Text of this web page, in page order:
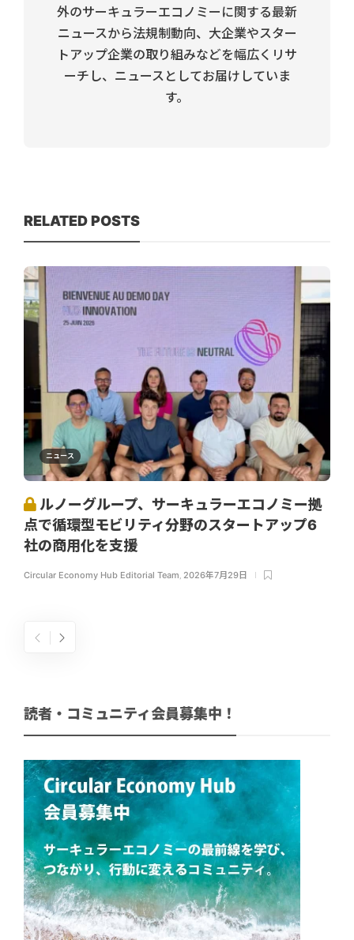
外のサーキュラーエコノミーに関する最新
ニュースから法規制動向、大企業やスター
トアップ企業の取り組みなどを幅広くリサ
ーチし、ニュースとしてお届けしていま
す。
RELATED POSTS
ニュース
ルノーグループ、サーキュラーエコノミー拠
点で循環型モビリティ分野のスタートアップ6
社の商用化を支援
Circular Economy Hub Editorial Team 2026年7月29日
読者・コミュニティ会員募集中！